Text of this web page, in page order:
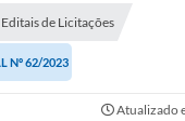
Editais de Licitações
Nº 62/2023
Atualizado